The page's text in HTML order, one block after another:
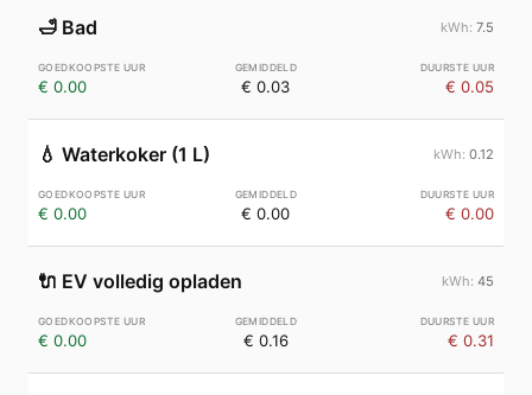
🛁 Bad 7.5
€ 0.00 € 0.03 € 0.05
💧 Waterkoker (1 L) 0.12
€ 0.00 € 0.00 € 0.00
🔌 EV volledig opladen 45
€ 0.00 € 0.16 € 0.31